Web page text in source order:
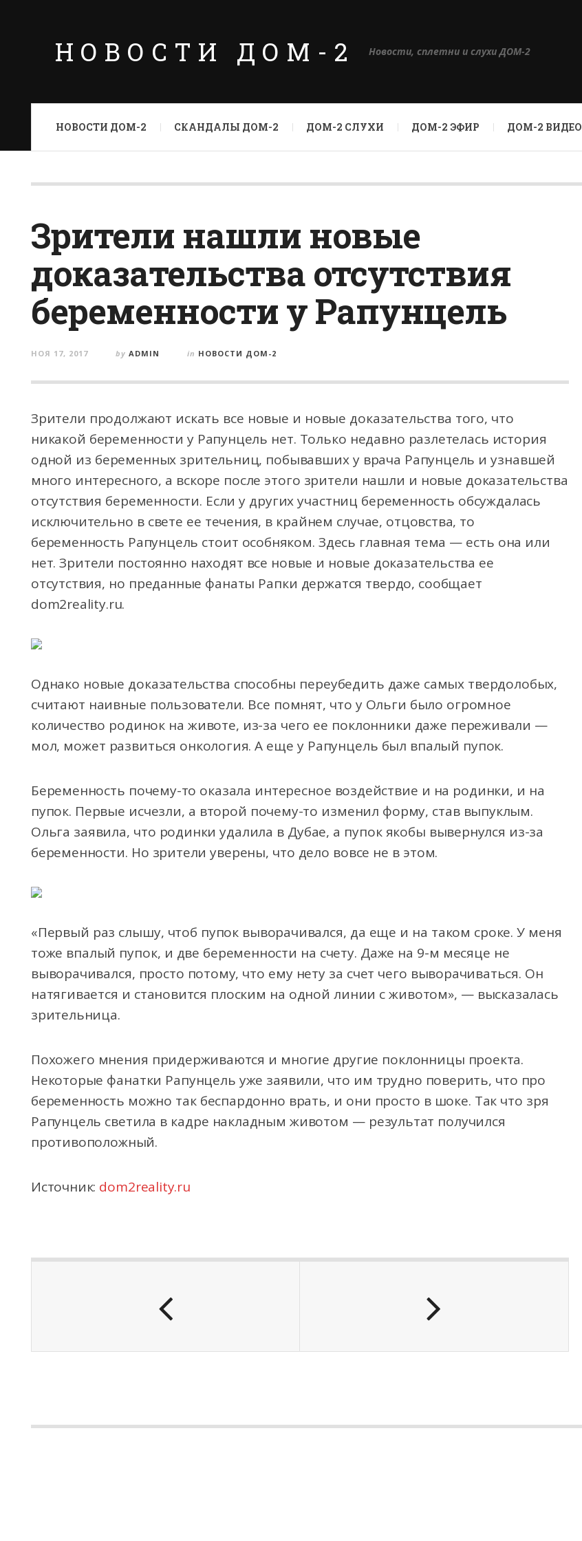
НОВОСТИ ДОМ-2 Новости, сплетни и слухи ДОМ-2
НОВОСТИ ДОМ-2 СКАНДАЛЫ ДОМ-2 ДОМ-2 СЛУХИ ДОМ-2 ЭФИР ДОМ-2 ВИДЕО
Зрители нашли новые
доказательства отсутствия
беременности у Рапунцель
НОЯ 17, 2017 by ADMIN in НОВОСТИ ДОМ-2
Зрители продолжают искать все новые и новые доказательства того, что
никакой беременности у Рапунцель нет. Только недавно разлетелась история
одной из беременных зрительниц, побывавших у врача Рапунцель и узнавшей
много интересного, а вскоре после этого зрители нашли и новые доказательства
отсутствия беременности. Если у других участниц беременность обсуждалась
исключительно в свете ее течения, в крайнем случае, отцовства, то
беременность Рапунцель стоит особняком. Здесь главная тема — есть она или
нет. Зрители постоянно находят все новые и новые доказательства ее
отсутствия, но преданные фанаты Рапки держатся твердо, сообщает
dom2reality.ru.
Однако новые доказательства способны переубедить даже самых твердолобых,
считают наивные пользователи. Все помнят, что у Ольги было огромное
количество родинок на животе, из-за чего ее поклонники даже переживали —
мол, может развиться онкология. А еще у Рапунцель был впалый пупок.
Беременность почему-то оказала интересное воздействие и на родинки, и на
пупок. Первые исчезли, а второй почему-то изменил форму, став выпуклым.
Ольга заявила, что родинки удалила в Дубае, а пупок якобы вывернулся из-за
беременности. Но зрители уверены, что дело вовсе не в этом.
«Первый раз слышу, чтоб пупок выворачивался, да еще и на таком сроке. У меня
тоже впалый пупок, и две беременности на счету. Даже на 9-м месяце не
выворачивался, просто потому, что ему нету за счет чего выворачиваться. Он
натягивается и становится плоским на одной линии с животом», — высказалась
зрительница.
Похожего мнения придерживаются и многие другие поклонницы проекта.
Некоторые фанатки Рапунцель уже заявили, что им трудно поверить, что про
беременность можно так беспардонно врать, и они просто в шоке. Так что зря
Рапунцель светила в кадре накладным животом — результат получился
противоположный.
Источник: dom2reality.ru